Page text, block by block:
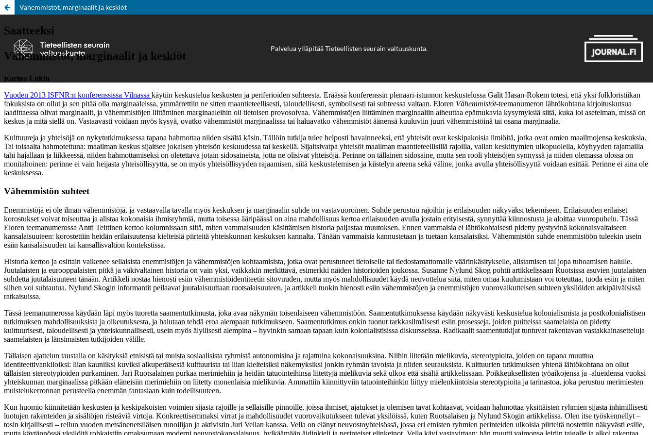
Vähemmistöt, marginaalit ja keskiöt
Palvelua ylläpitääTieteellisten seurain valtuuskunta.